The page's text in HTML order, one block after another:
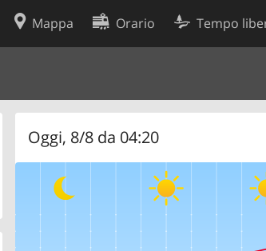
Mappa Orario Tempo
Oggi, 8/8 da 04:20
Preferenze cookie